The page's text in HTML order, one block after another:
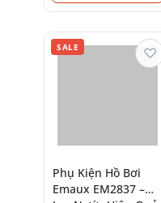
SALE
Phụ Kiện Hồ Bơi
Emaux EM2837 –
♡